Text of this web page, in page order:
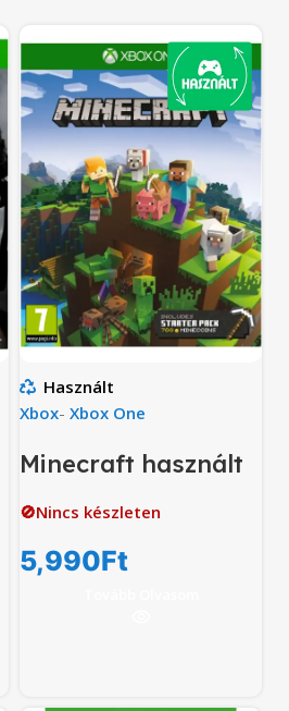
Használt
Xbox- Xbox One
Minecraft használt
🚫Nincs készleten
5,990Ft